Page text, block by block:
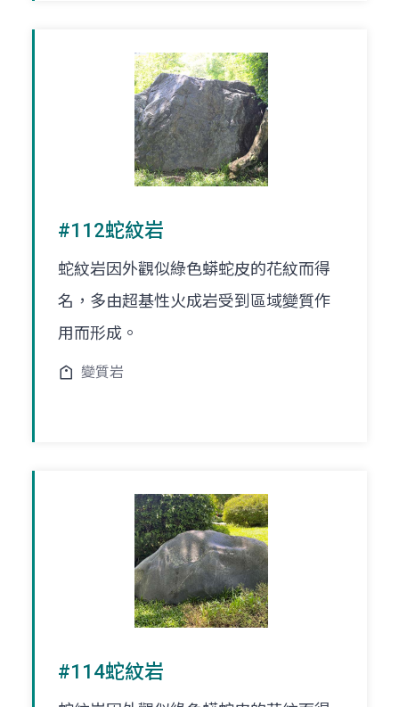
#112蛇紋岩
蛇紋岩因外觀似綠色蟒蛇皮的花紋而得
名，多由超基性火成岩受到區域變質作
用而形成。
變質岩
#114蛇紋岩